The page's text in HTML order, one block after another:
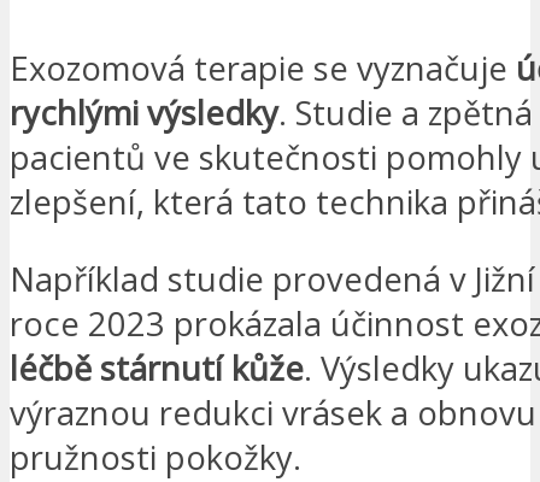
Exozomová terapie se vyznačuje
rychlými výsledky. Studie a
pacientů ve skutečnosti pomohly
zlepšení, která tato technika
Například studie provedená v
roce 2023 prokázala účinnost
léčbě stárnutí kůže. Výsledky
výraznou redukci vrásek a
pružnosti pokožky.